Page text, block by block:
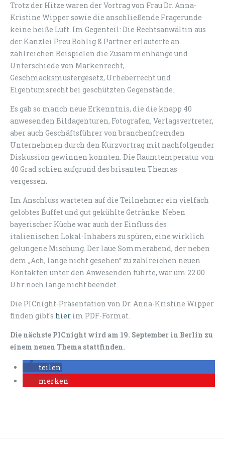
Trotz der Hitze waren der Vortrag von Frau Dr. Anna-
Kristine Wipper sowie die anschließende Fragerunde
keine heiße Luft. Im Gegenteil: Die Rechtsanwältin aus
der Kanzlei Preu Bohlig & Partner erläuterte an
zahlreichen Beispielen die Zusammenhänge und
Unterschiede von Markenrecht,
Geschmacksmustergesetz, Urheberrecht und
Eigentumsrecht bei geschützten Gegenstände.
Es gab so manch neue Erkenntnis, die die knapp 40
anwesenden Bildagenturen, Fotografen, Verlagsvertreter,
aber auch Geschäftsführer von branchenfremden
Unternehmen durch den Kurzvortrag mit nachfolgender
Diskussion gewinnen konnten. Die Raumtemperatur von
40 Grad schien aufgrund des brisanten Themas
vergessen.
Im Anschluss warteten auf die Teilnehmer ein vielfach
gelobtes Buffet und gut gekühlte Getränke. Neben
bayerischer Küche war auch der Einfluss des
italienischen Lokal-Inhabers zu spüren, eine wirklich
gelungene Mischung. Der laue Sommerabend, der neben
dem „Ach, lange nicht gesehen“ zu zahlreichen neuen
Kontakten unter den Anwesenden führte, war um 22.00
Uhr noch lange nicht beendet.
Die PICnight-Präsentation von Dr. Anna-Kristine Wipper
finden gibt's hier im PDF-Format.
Die nächste PICnight wird am 19. September in Berlin zu
einem neuen Thema stattfinden.
teilen
merken